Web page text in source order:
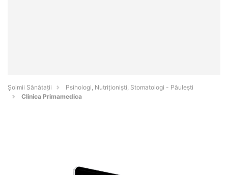
Şoimii Sănătații
Psihologi, Nutriționiști, Stomatologi - Păuleşti
Clinica Primamedica